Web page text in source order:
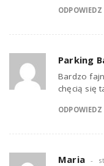
ODPOWIEDZ
Parking
Bardzo
chęcią się
ODPOWIEDZ
Maria